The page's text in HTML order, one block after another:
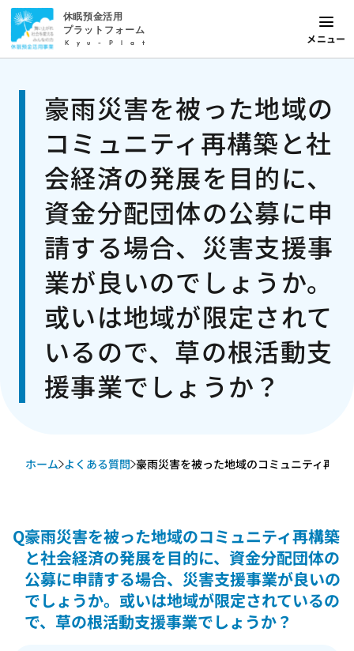
休眠預金活用
プラットフォーム
Kyu-Plat メニュー
豪雨災害を被った地域の
コミュニティ再構築と社
会経済の発展を目的に、
資金分配団体の公募に申
請する場合、災害支援事
業が良いのでしょうか。
或いは地域が限定されて
いるので、草の根活動支
援事業でしょうか？
ホーム よくある質問 豪雨災害を被った地域のコミュニティ再構
Q豪雨災害を被った地域のコミュニティ再構築
と社会経済の発展を目的に、資金分配団体の
公募に申請する場合、災害支援事業が良いの
でしょうか。或いは地域が限定されているの
で、草の根活動支援事業でしょうか？